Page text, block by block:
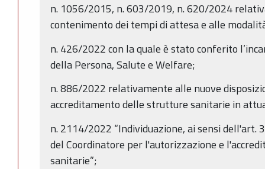
n. 1056/2015, n. 603/2019, n. 620/2024
contenimento dei tempi di attesa e alle
n. 426/2022 con la quale è stato conferito
della Persona, Salute e Welfare;
n. 886/2022 relativamente alle nuove
accreditamento delle strutture sanitarie in
n. 2114/2022 “Individuazione, ai sensi dell'art.
del Coordinatore per l'autorizzazione e
sanitarie”;